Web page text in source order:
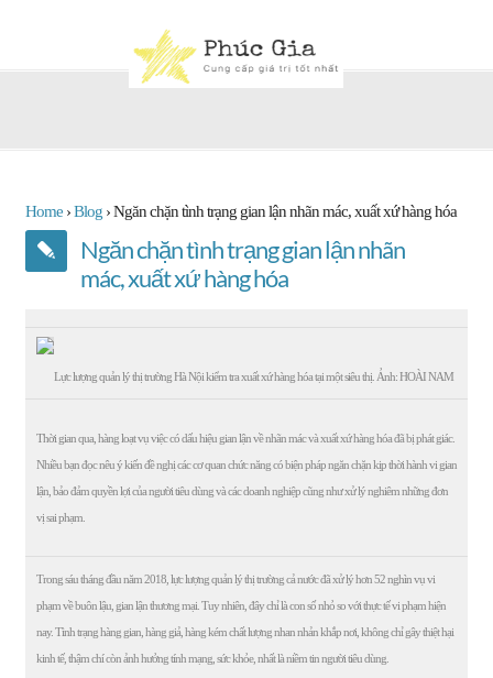
Home ›Blog ›Ngăn chặn tình trạng gian lận nhãn mác, xuất xứ hàng hóa
Ngăn chặn tình trạng gian lận nhãn
mác, xuất xứ hàng hóa
Lực lượng quản lý thị trường Hà Nội kiểm tra xuất xứ hàng hóa tại một siêu thị. Ảnh: HOÀI NAM
Thời gian qua, hàng loạt vụ việc có dấu hiệu gian lận về nhãn mác và xuất xứ hàng hóa đã bị phát giác.
Nhiều bạn đọc nêu ý kiến đề nghị các cơ quan chức năng có biện pháp ngăn chặn kịp thời hành vi gian
lận, bảo đảm quyền lợi của người tiêu dùng và các doanh nghiệp cũng như xử lý nghiêm những đơn
vị sai phạm.
Trong sáu tháng đầu năm 2018, lực lượng quản lý thị trường cả nước đã xử lý hơn 52 nghìn vụ vi
phạm về buôn lậu, gian lận thương mại. Tuy nhiên, đây chỉ là con số nhỏ so với thực tế vi phạm hiện
nay. Tình trạng hàng gian, hàng giả, hàng kém chất lượng nhan nhản khắp nơi, không chỉ gây thiệt hại
kinh tế, thậm chí còn ảnh hưởng tính mạng, sức khỏe, nhất là niềm tin người tiêu dùng.